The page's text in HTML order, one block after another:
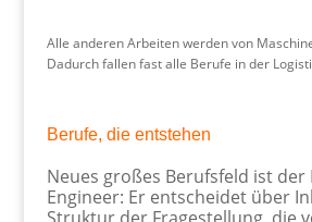
Alle anderen Arbeiten werden von
Dadurch fallen fast alle Berufe in der
Berufe, die entstehen
Neues großes Berufsfeld ist
Engineer: Er entscheidet über